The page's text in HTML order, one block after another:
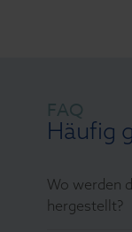
FAQ
Häufig
Wo werden
hergestellt?